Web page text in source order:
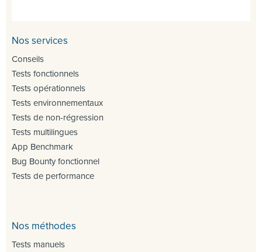
Nos services
Conseils
Tests fonctionnels
Tests opérationnels
Tests environnementaux
Tests de non-régression
Tests multilingues
App Benchmark
Bug Bounty fonctionnel
Tests de performance
Nos méthodes
Tests manuels